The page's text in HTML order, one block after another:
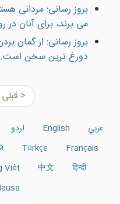
بروز رسانی: مردانى
مى برند، براى آنان
بروز رسانی: از گمان
دورغ ترين سخن است.
< قبلی
عربي English اردو
Français
Türkçe
हिन्दी
中文
Việt